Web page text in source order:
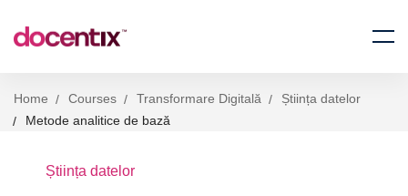
Home Courses Transformare Digitală
Știința datelor
Metode analitice de bază
Știința datelor